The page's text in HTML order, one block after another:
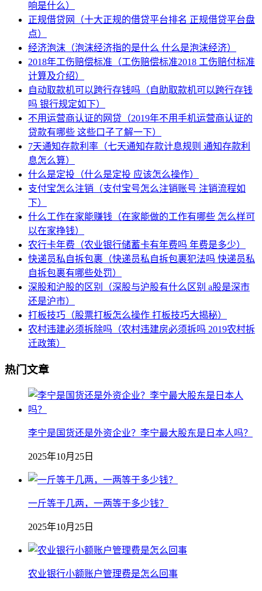
响是什么）
正规借贷网（十大正规的借贷平台排名 正规借贷平台盘
点）
经济泡沫（泡沫经济指的是什么 什么是泡沫经济）
2018年工伤赔偿标准（工伤赔偿标准2018 工伤赔付标准
计算及介绍）
自动取款机可以跨行存钱吗（自助取款机可以跨行存钱
吗 银行规定如下）
不用运营商认证的网贷（2019年不用手机运营商认证的
贷款有哪些 这些口子了解一下）
7天通知存款利率（七天通知存款计息规则 通知存款利
息怎么算）
什么是定投（什么是定投 应该怎么操作）
支付宝怎么注销（支付宝号怎么注销账号 注销流程如
下）
什么工作在家能赚钱（在家能做的工作有哪些 怎么样可
以在家挣钱）
农行卡年费（农业银行储蓄卡有年费吗 年费是多少）
快递员私自拆包裹（快递员私自拆包裹犯法吗 快递员私
自拆包裹有哪些处罚）
深股和沪股的区别（深股与沪股有什么区别 a股是深市
还是沪市）
打板技巧（股票打板怎么操作 打板技巧大揭秘）
农村违建必须拆除吗（农村违建房必须拆吗 2019农村拆
迁政策）
热门文章
李宁是国货还是外资企业？李宁最大股东是日本人吗？
2025年10月25日
一斤等于几两，一两等于多少钱？
2025年10月25日
农业银行小额账户管理费是怎么回事